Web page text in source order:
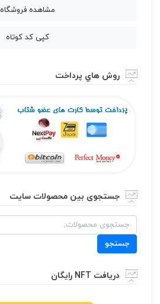
مشاهده فروشگاه
کپی کد کوتاه
روش هاي پرداخت
جستجوی بین محصولات سایت
جستجو
برای:
جستجو
دریافت NFT رایگان